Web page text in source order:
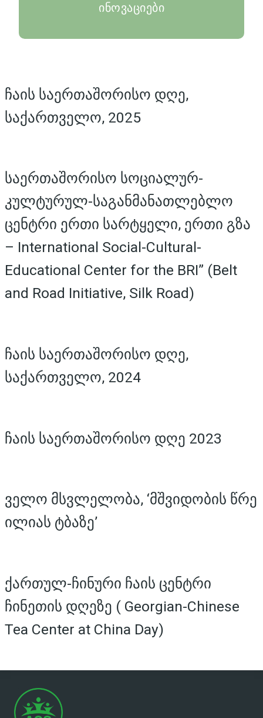
ინოვაციები
ჩაის საერთაშორისო დღე,
საქართველო, 2025
საერთაშორისო სოციალურ-
კულტურულ-საგანმანათლებლო
ცენტრი ერთი სარტყელი, ერთი გზა
– International Social-Cultural-
Educational Center for the BRI” (Belt
and Road Initiative, Silk Road)
ჩაის საერთაშორისო დღე,
საქართველო, 2024
ჩაის საერთაშორისო დღე 2023
ველო მსვლელობა, ‘მშვიდობის წრე
ილიას ტბაზე’
ქართულ-ჩინური ჩაის ცენტრი
ჩინეთის დღეზე ( Georgian-Chinese
Tea Center at China Day)